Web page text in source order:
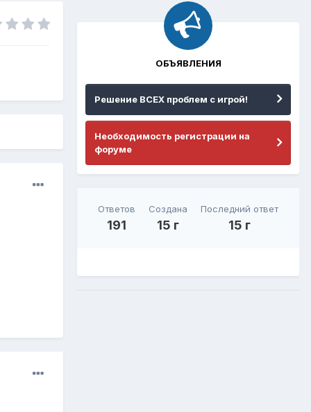
ОБЪЯВЛЕНИЯ
Решение ВСЕХ проблем с игрой!
Необходимость регистрации на
форуме
Ответов
191
Создана
15 г
Последний ответ
15 г